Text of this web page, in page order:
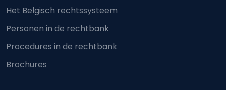
Het Belgisch rechtssysteem
Personen in de rechtbank
Procedures in de rechtbank
Brochures